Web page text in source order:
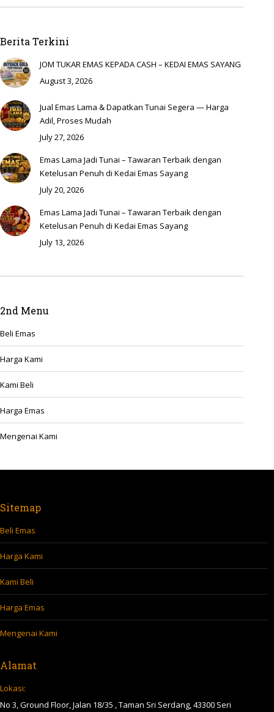
Berita Terkini
JOM TUKAR EMAS KEPADA CASH – KEDAI EMAS SAYANG
August 3, 2026
Jual Emas Lama & Dapatkan Tunai Segera — Harga
Adil, Proses Mudah
July 27, 2026
Emas Lama Jadi Tunai – Tawaran Terbaik dengan
Ketelusan Penuh di Kedai Emas Sayang
July 20, 2026
Emas Lama Jadi Tunai – Tawaran Terbaik dengan
Ketelusan Penuh di Kedai Emas Sayang
July 13, 2026
2nd Menu
Beli Emas
Harga Kami
Kami Beli
Harga Emas
Mengenai Kami
Sitemap
Beli Emas
Harga Kami
Kami Beli
Harga Emas
Mengenai Kami
Alamat
Lokasi:
No 3, Ground Floor, Jalan 18/35 , Taman Sri Serdang, 43300 Seri